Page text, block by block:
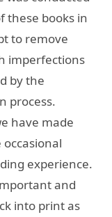
these books in
to remove
imperfections
by the
process.
have made
experience.
and
into print as